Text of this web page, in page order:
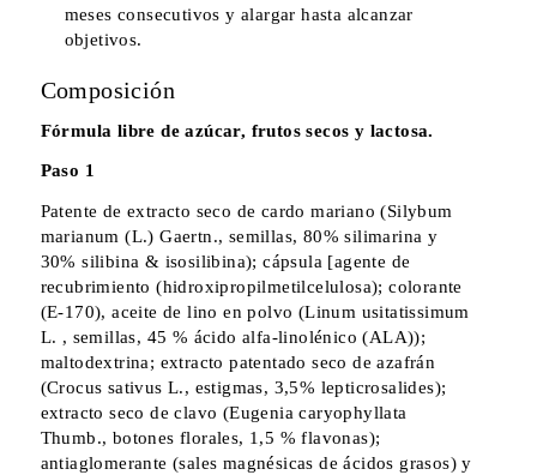
meses consecutivos y alargar hasta alcanzar
objetivos.
Composición
Fórmula libre de azúcar, frutos secos y lactosa.
Paso 1
Patente de extracto seco de cardo mariano (Silybum
marianum (L.) Gaertn., semillas, 80% silimarina y
30% silibina & isosilibina); cápsula [agente de
recubrimiento (hidroxipropilmetilcelulosa); colorante
(E-170), aceite de lino en polvo (Linum usitatissimum
L. , semillas, 45 % ácido alfa-linolénico (ALA));
maltodextrina; extracto patentado seco de azafrán
(Crocus sativus L., estigmas, 3,5% lepticrosalides);
extracto seco de clavo (Eugenia caryophyllata
Thumb., botones florales, 1,5 % flavonas);
antiaglomerante (sales magnésicas de ácidos grasos) y